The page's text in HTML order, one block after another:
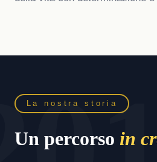
La nostra storia
Un percorso in